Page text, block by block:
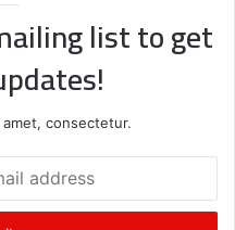
list to get
consectetur.